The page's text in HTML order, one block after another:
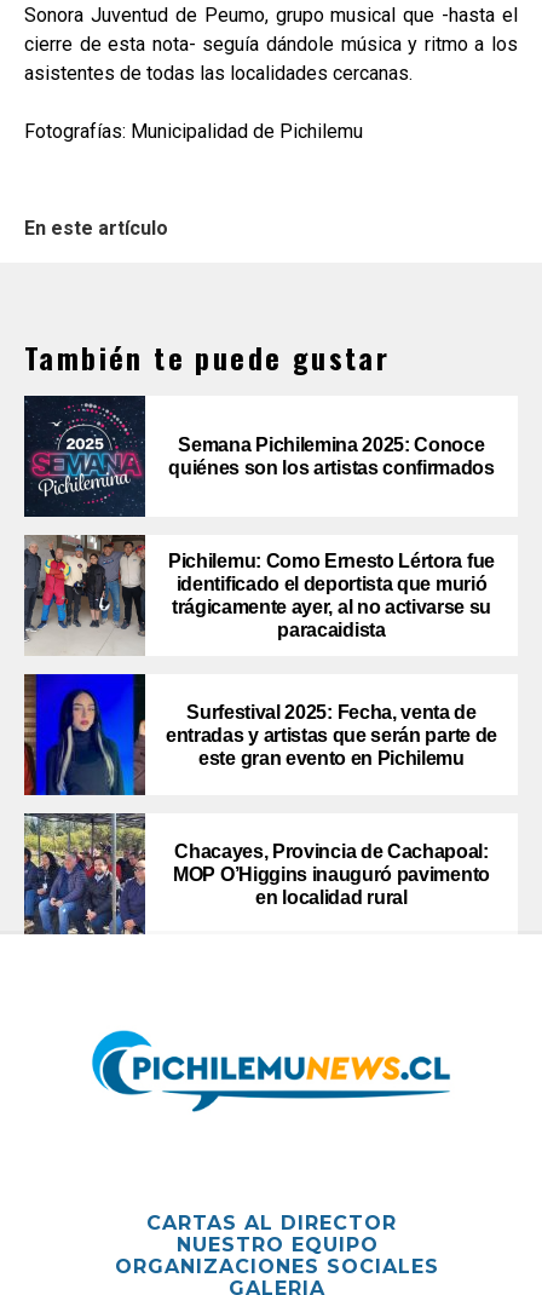
Sonora Juventud de Peumo, grupo musical que -hasta el
cierre de esta nota- seguía dándole música y ritmo a los
asistentes de todas las localidades cercanas.
Fotografías: Municipalidad de Pichilemu
En este artículo
También te puede gustar
Semana Pichilemina 2025: Conoce
quiénes son los artistas confirmados
Pichilemu: Como Ernesto Lértora fue
identificado el deportista que murió
trágicamente ayer, al no activarse su
paracaidista
Surfestival 2025: Fecha, venta de
entradas y artistas que serán parte de
este gran evento en Pichilemu
Chacayes, Provincia de Cachapoal:
MOP O’Higgins inauguró pavimento
en localidad rural
CARTAS AL DIRECTOR
NUESTRO EQUIPO
ORGANIZACIONES SOCIALES
GALERIA